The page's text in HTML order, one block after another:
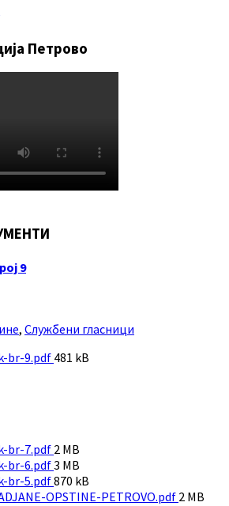
Петрово
9
, Службени гласници
br-9.pdfFile
481 kB
br-7.pdfFile
size:
2 MB
br-6.pdfFile
size:
3 MB
br-5.pdfFile
size:
870 kB
OPSTINE-PETROVO.pdf File
2 MB